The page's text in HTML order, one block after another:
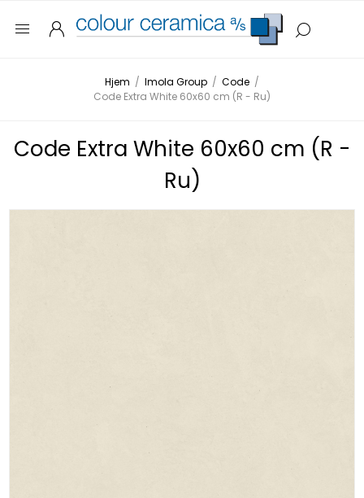
Hjem / Imola Group / Code /
Code Extra White 60x60 cm (R - Ru)
Code Extra White 60x60 cm (R -
Ru)